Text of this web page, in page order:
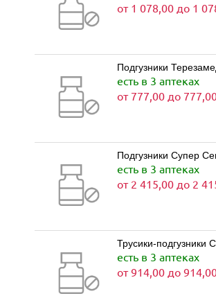
от 1 078,00 до 1
Подгузники
есть в 3 аптеках
от 777,00 до
Подгузники Супер
есть в 3 аптеках
от 2 415,00 до 2
Трусики-подгузники
есть в 3 аптеках
от 914,00 до